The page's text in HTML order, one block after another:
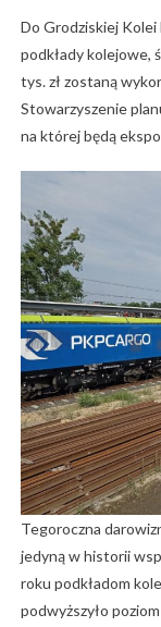
Do Grodziskiej
podkłady kolejowe,
tys. zł zostaną
Stowarzyszenie
na której będą
Tegoroczna
jedyną w historii
roku podkładom
podwyższyło